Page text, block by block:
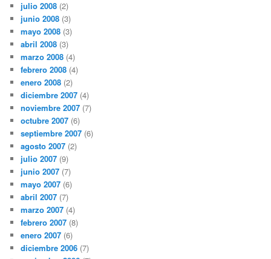
julio 2008 (2)
junio 2008 (3)
mayo 2008 (3)
abril 2008 (3)
marzo 2008 (4)
febrero 2008 (4)
enero 2008 (2)
diciembre 2007 (4)
noviembre 2007 (7)
octubre 2007 (6)
septiembre 2007 (6)
agosto 2007 (2)
julio 2007 (9)
junio 2007 (7)
mayo 2007 (6)
abril 2007 (7)
marzo 2007 (4)
febrero 2007 (8)
enero 2007 (6)
diciembre 2006 (7)